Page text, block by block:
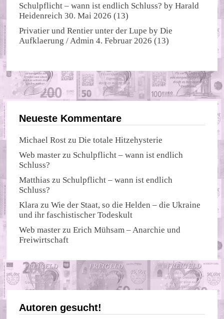
Schulpflicht – wann ist endlich Schluss? byHarald
Heidenreich 30. Mai 2026 (13)
Privatier und Rentier unter der Lupe byDie
Aufklaerung / Admin 4. Februar 2026 (13)
Neueste Kommentare
Michael Rost zuDie totale Hitzehysterie
Web master zu Schulpflicht – wann ist endlich
Schluss?
Matthias zu Schulpflicht – wann ist endlich
Schluss?
Klara zuWie der Staat, so die Helden – die Ukraine
und ihr faschistischer Todeskult
Web master zuErich Mühsam – Anarchie und
Freiwirtschaft
Autoren gesucht!